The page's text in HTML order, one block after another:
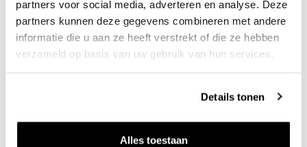
partners voor social media, adverteren en analyse. Deze
partners kunnen deze gegevens combineren met andere
informatie die u aan ze heeft verstrekt of die ze hebben
verzameld op basis van uw gebruik van hun services.
Details tonen
Alles toestaan
beste te leveren. Voorheen produceerden we
eigenlijk puur voor de lokale markt. Toen het
coronavirus uitbrak en veel verkooppunten sloten,
leuk om te zien dat ook buiten Frankrijk van onze